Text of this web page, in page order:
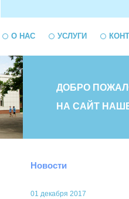
О НАС УСЛУГИ
ДОБРО
НА САЙТ
Новости
01 декабря 2017